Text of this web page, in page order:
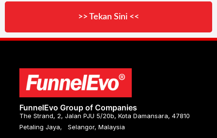
>> Tekan Sini <<
FunnelEvo Group of Companies
The Strand, 2, Jalan PJU 5/20b, Kota Damansara, 47810
Petaling Jaya, Selangor, Malaysia